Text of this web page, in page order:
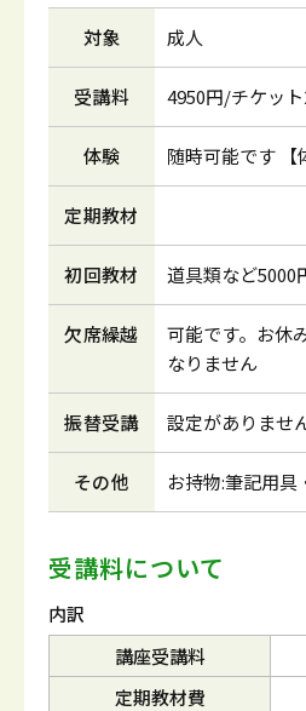
対象 成人
受講料 4950円/チケッ
体験 随時可能です 【
定期教材
初回教材 道具類など5000
欠席繰越
可能です。お休
なりません
振替受講 設定がありませ
その他 お持物:筆記用
受講料について
内訳
講座受講料
定期教材費